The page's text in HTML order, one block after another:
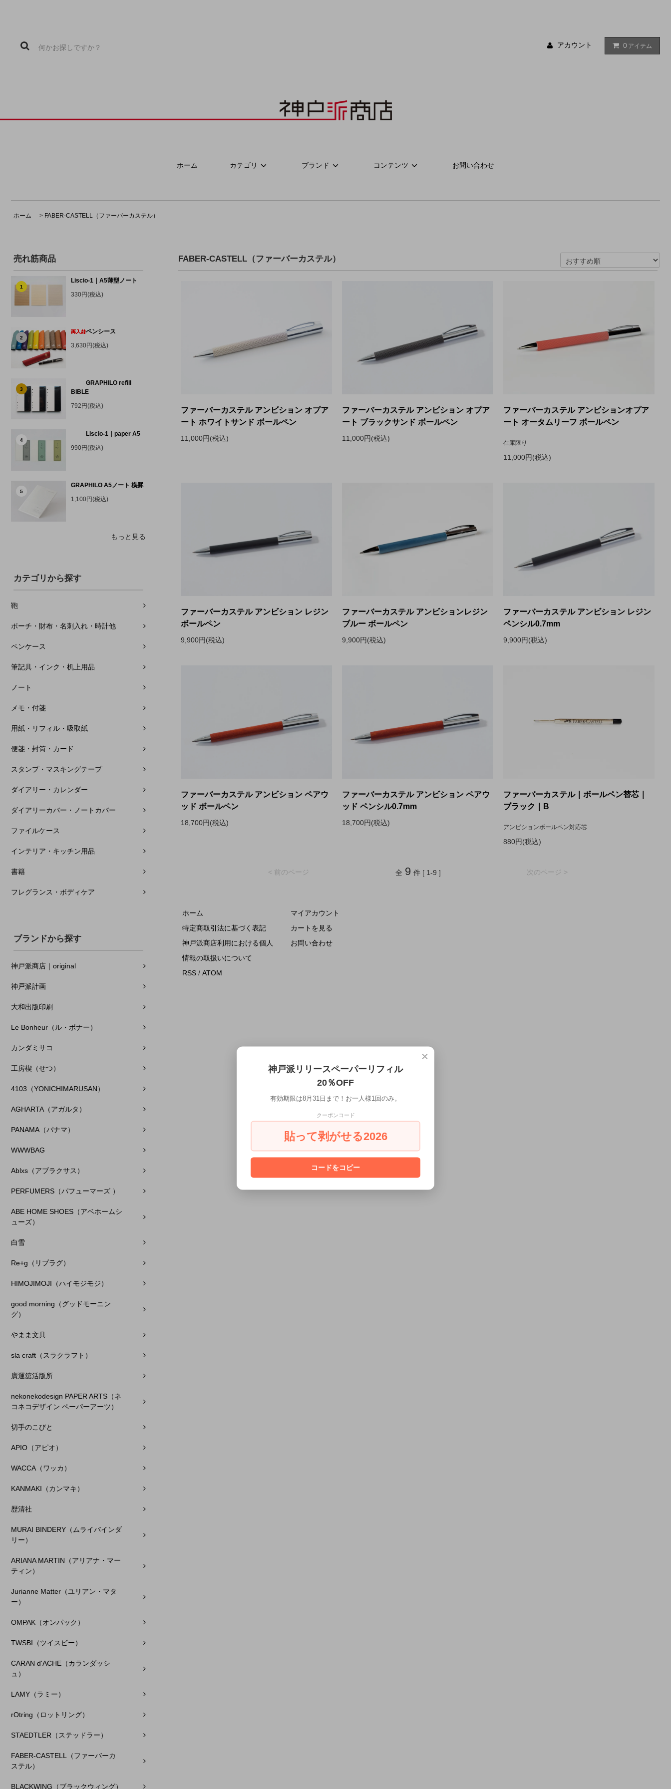
アカウント 0 アイテム
ホーム カテゴリ ブランド コンテンツ お問い合わせ
ホーム > FABER-CASTELL（ファーバーカステル）
売れ筋商品
1
Liscio-1｜A5薄型ノート
330円(税込)
2
ペンシース
3,630円(税込)
3
GRAPHILO refill
BIBLE
792円(税込)
4
Liscio-1｜paper A5
990円(税込)
5
GRAPHILO A5ノート 横罫
1,100円(税込)
もっと見る
カテゴリから探す
鞄
ポーチ・財布・名刺入れ・時計他
ペンケース
筆記具・インク・机上用品
ノート
メモ・付箋
用紙・リフィル・吸取紙
便箋・封筒・カード
スタンプ・マスキングテープ
ダイアリー・カレンダー
ダイアリーカバー・ノートカバー
ファイルケース
インテリア・キッチン用品
書籍
フレグランス・ボディケア
ブランドから探す
神戸派商店｜original
神戸派計画
大和出版印刷
Le Bonheur（ル・ボナー）
カンダミサコ
工房楔（せつ）
4103（YONICHIMARUSAN）
AGHARTA（アガルタ）
PANAMA（パナマ）
WWWBAG
Ablxs（アブラクサス）
PERFUMERS（パフューマーズ ）
ABE HOME SHOES（アベホームシ
ューズ）
白雪
Re+g（リプラグ）
HIMOJIMOJI（ハイモジモジ）
good morning（グッドモーニン
グ）
やまま文具
sla craft（スラクラフト）
廣運舘活版所
nekonekodesign PAPER ARTS（ネ
コネコデザイン ペーパーアーツ）
切手のこびと
APIO（アピオ）
WACCA（ワッカ）
KANMAKI（カンマキ）
歴清社
MURAI BINDERY（ムライバインダ
リー）
ARIANA MARTIN（アリアナ・マー
ティン）
Jurianne Matter（ユリアン・マタ
ー）
OMPAK（オンパック）
TWSBI（ツイスビー）
CARAN d'ACHE（カランダッシ
ュ）
LAMY（ラミー）
rOtring（ロットリング）
STAEDTLER（ステッドラー）
FABER-CASTELL（ファーバーカ
ステル）
BLACKWING（ブラックウィング）
FABER-CASTELL（ファーバーカステル）
ファーバーカステル アンビション オプア
ート ホワイトサンド ボールペン
11,000円(税込)
ファーバーカステル アンビション オプア
ート ブラックサンド ボールペン
11,000円(税込)
ファーバーカステル アンビションオプア
ート オータムリーフ ボールペン
在庫限り
11,000円(税込)
ファーバーカステル アンビション レジン
ボールペン
9,900円(税込)
ファーバーカステル アンビションレジン
ブルー ボールペン
9,900円(税込)
ファーバーカステル アンビション レジン
ペンシル0.7mm
9,900円(税込)
ファーバーカステル アンビション ペアウ
ッド ボールペン
18,700円(税込)
ファーバーカステル アンビション ペアウ
ッド ペンシル0.7mm
18,700円(税込)
ファーバーカステル｜ボールペン替芯｜
ブラック｜B
アンビションボールペン対応芯
880円(税込)
< 前のページ 次のページ >
全 9 件 [ 1-9 ]
ホーム
特定商取引法に基づく表記
神戸派商店利用における個人
情報の取扱いについて
RSS / ATOM
マイアカウント
カートを見る
お問い合わせ
×
神戸派リリースペーパーリフィル
20％OFF
有効期限は8月31日まで！お一人様1回のみ。
クーポンコード
貼って剥がせる2026
コードをコピー